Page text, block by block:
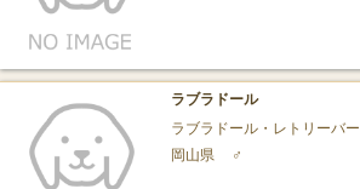
ラブラドール
ラブラドール・レトリーバー
岡山県
♂